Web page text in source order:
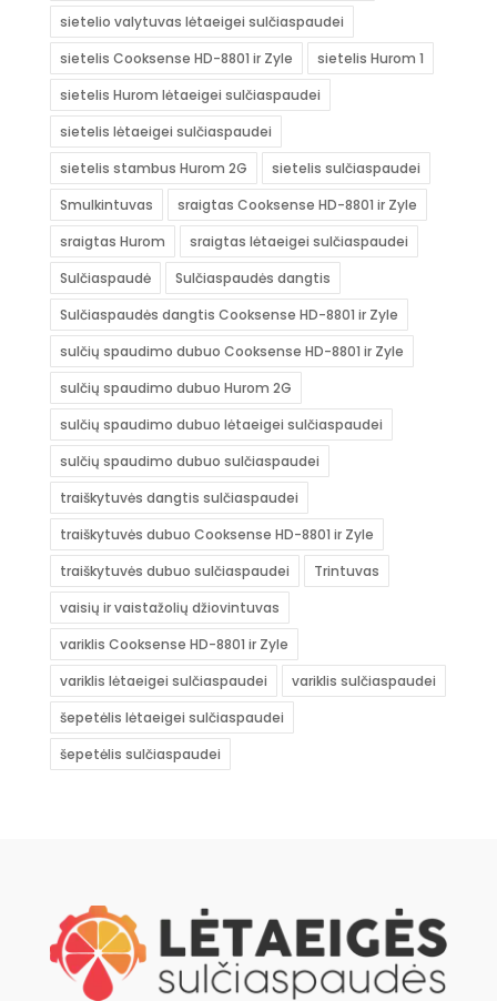
sietelio valytuvas lėtaeigei sulčiaspaudei
sietelis Cooksense HD-8801 ir Zyle
sietelis Hurom 1
sietelis Hurom lėtaeigei sulčiaspaudei
sietelis lėtaeigei sulčiaspaudei
sietelis stambus Hurom 2G
sietelis sulčiaspaudei
Smulkintuvas
sraigtas Cooksense HD-8801 ir Zyle
sraigtas Hurom
sraigtas lėtaeigei sulčiaspaudei
Sulčiaspaudė
Sulčiaspaudės dangtis
Sulčiaspaudės dangtis Cooksense HD-8801 ir Zyle
sulčių spaudimo dubuo Cooksense HD-8801 ir Zyle
sulčių spaudimo dubuo Hurom 2G
sulčių spaudimo dubuo lėtaeigei sulčiaspaudei
sulčių spaudimo dubuo sulčiaspaudei
traiškytuvės dangtis sulčiaspaudei
traiškytuvės dubuo Cooksense HD-8801 ir Zyle
traiškytuvės dubuo sulčiaspaudei
Trintuvas
vaisių ir vaistažolių džiovintuvas
variklis Cooksense HD-8801 ir Zyle
variklis lėtaeigei sulčiaspaudei
variklis sulčiaspaudei
šepetėlis lėtaeigei sulčiaspaudei
šepetėlis sulčiaspaudei